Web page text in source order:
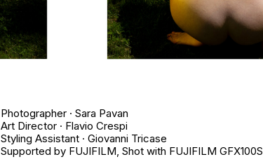
Photographer · Sara Pavan
Art Director · Flavio Crespi
Styling Assistant · Giovanni Tricase
Supported by FUJIFILM, Shot with FUJIFILM GFX100S